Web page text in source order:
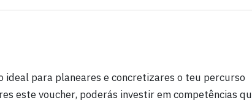
ideal para planeares e concretizares o teu percurso
este voucher, poderás investir em competências